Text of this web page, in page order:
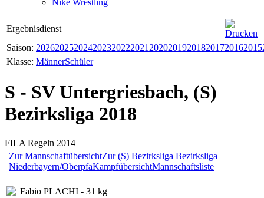
Nike Wrestling
Ergebnisdienst
Saison: 202620252024202320222021 202020192018201720162015
Klasse: MännerSchüler
S - SV Untergriesbach, (S)
Bezirksliga 2018
FILA Regeln 2014
Zur MannschaftübersichtZur (S) Bezirksliga Bezirksliga
Niederbayern/OberpfaKampfübersichtMannschaftsliste
Fabio PLACHI - 31 kg